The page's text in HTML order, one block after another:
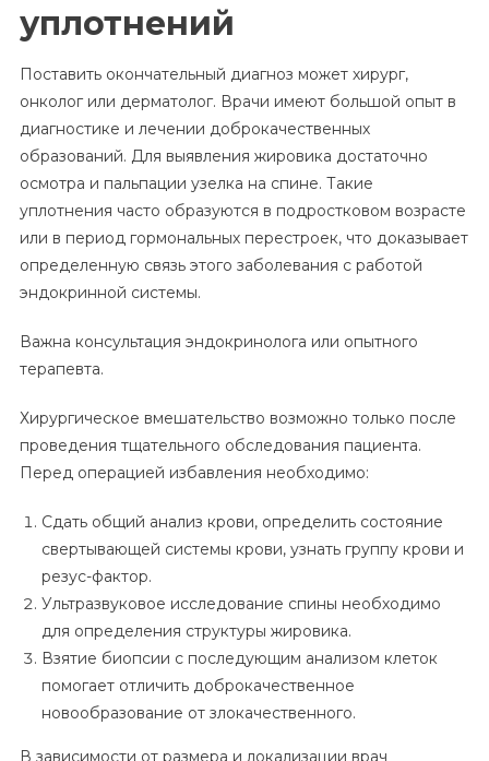
уплотнений
Поставить окончательный диагноз может хирург,
онколог или дерматолог. Врачи имеют большой опыт в
диагностике и лечении доброкачественных
образований. Для выявления жировика достаточно
осмотра и пальпации узелка на спине. Такие
уплотнения часто образуются в подростковом возрасте
или в период гормональных перестроек, что доказывает
определенную связь этого заболевания с работой
эндокринной системы.
Важна консультация эндокринолога или опытного
терапевта.
Хирургическое вмешательство возможно только после
проведения тщательного обследования пациента.
Перед операцией избавления необходимо:
Сдать общий анализ крови, определить состояние
свертывающей системы крови, узнать группу крови и
резус-фактор.
Ультразвуковое исследование спины необходимо
для определения структуры жировика.
Взятие биопсии с последующим анализом клеток
помогает отличить доброкачественное
новообразование от злокачественного.
В зависимости от размера и локализации врач